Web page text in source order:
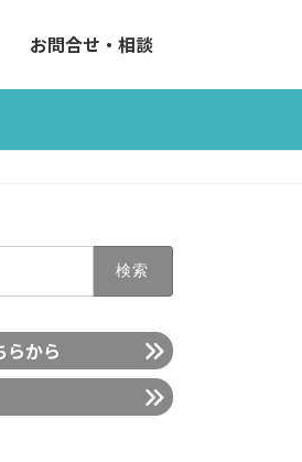
お問合せ・相談
らから